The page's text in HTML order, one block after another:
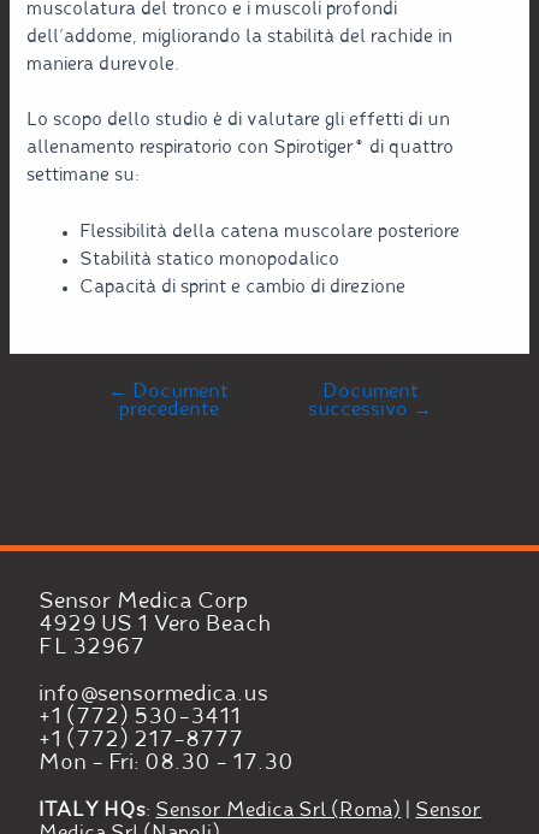
muscolatura del tronco e i muscoli profondi
dell’addome, migliorando la stabilità del rachide in
maniera durevole.
Lo scopo dello studio è di valutare gli effetti di un
allenamento respiratorio con Spirotiger® di quattro
settimane su:
Flessibilità della catena muscolare posteriore
Stabilità statico monopodalico
Capacità di sprint e cambio di direzione
←
Document
precedente
Document
successivo →
Sensor Medica Corp
4929 US 1 Vero Beach
FL 32967
info@sensormedica.us
+1 (772) 530-3411
+1 (772) 217-8777
Mon - Fri: 08.30 - 17.30
ITALY HQs: Sensor Medica Srl (Roma)
Sensor